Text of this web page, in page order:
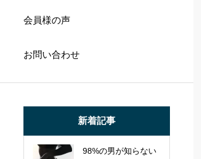
会員様の声
お問い合わせ
新着記事
98%の男が知らない